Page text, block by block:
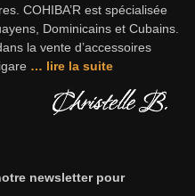
COHIBA’R est spécialisée
Dominicains et Cubains.
la vente d’accessoires
… lire la suite
newsletter pour